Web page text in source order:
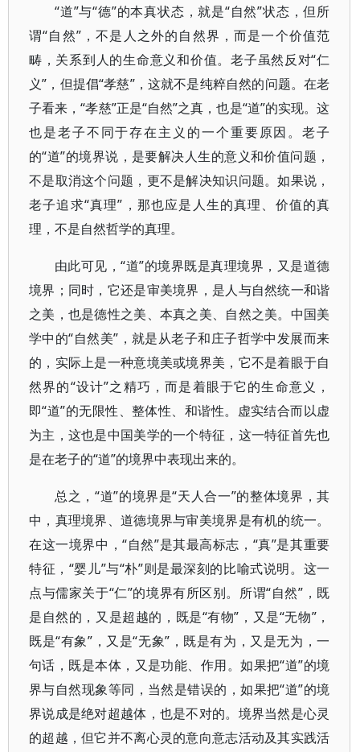
“道”与“德”的本真状态，就是“自然”状态，但所
谓“自然”，不是人之外的自然界，而是一个价值范
畴，关系到人的生命意义和价值。老子虽然反对“仁
义”，但提倡“孝慈”，这就不是纯粹自然的问题。在老
子看来，“孝慈”正是“自然”之真，也是“道”的实现。这
也是老子不同于存在主义的一个重要原因。老子
的“道”的境界说，是要解决人生的意义和价值问题，
不是取消这个问题，更不是解决知识问题。如果说，
老子追求“真理”，那也应是人生的真理、价值的真
理，不是自然哲学的真理。
由此可见，“道”的境界既是真理境界，又是道德
境界；同时，它还是审美境界，是人与自然统一和谐
之美，也是德性之美、本真之美、自然之美。中国美
学中的“自然美”，就是从老子和庄子哲学中发展而来
的，实际上是一种意境美或境界美，它不是着眼于自
然界的“设计”之精巧，而是着眼于它的生命意义，
即“道”的无限性、整体性、和谐性。虚实结合而以虚
为主，这也是中国美学的一个特征，这一特征首先也
是在老子的“道”的境界中表现出来的。
总之，“道”的境界是“天人合一”的整体境界，其
中，真理境界、道德境界与审美境界是有机的统一。
在这一境界中，“自然”是其最高标志，“真”是其重要
特征，“婴儿”与“朴”则是最深刻的比喻式说明。这一
点与儒家关于“仁”的境界有所区别。所谓“自然”，既
是自然的，又是超越的，既是“有物”，又是“无物”，
既是“有象”，又是“无象”，既是有为，又是无为，一
句话，既是本体，又是功能、作用。如果把“道”的境
界与自然现象等同，当然是错误的，如果把“道”的境
界说成是绝对超越体，也是不对的。境界当然是心灵
的超越，但它并不离心灵的意向意志活动及其实践活